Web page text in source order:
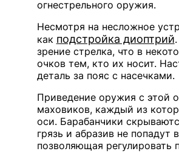
огнестрельного оружия.
Несмотря на несложное
как подстройка диоптрий
зрение стрелка, что в
очков тем, кто их носит.
деталь за пояс с насечками.
Приведение оружия с этой
маховиков, каждый из
оси. Барабанчики
грязь и абразив не
позволяющая регулировать